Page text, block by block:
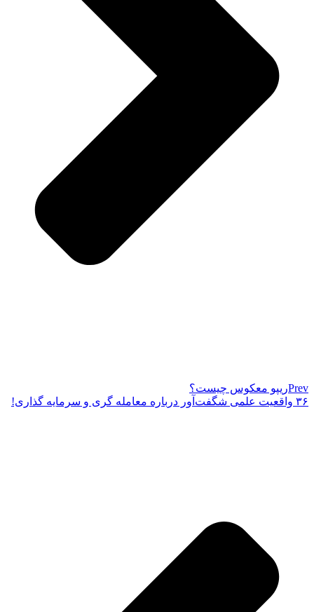
Prevریپو معکوس چیست؟
۳۶ واقعیت علمی شگفت‌آور درباره معامله گری و سرمایه گذاری!